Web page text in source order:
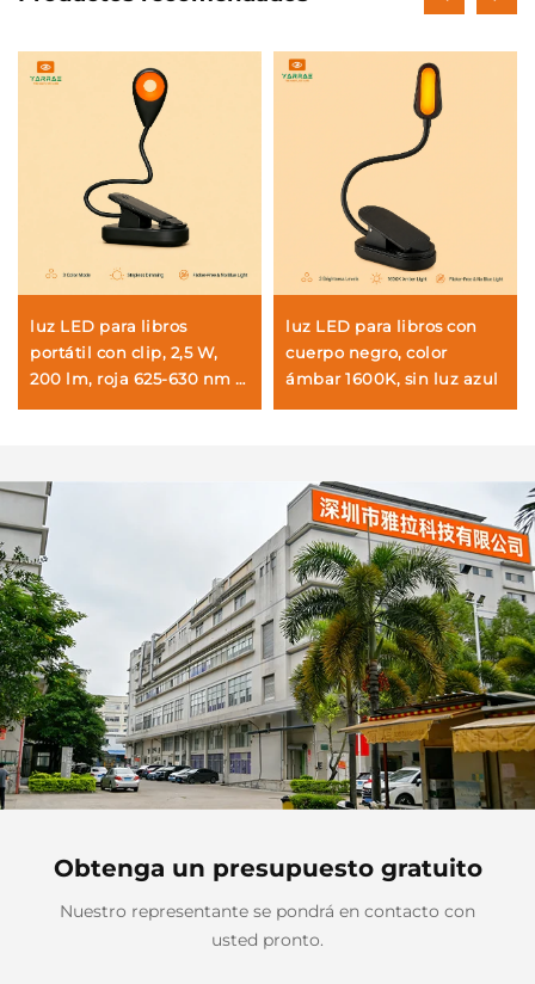
luz LED para libros
portátil con clip, 2,5 W,
200 lm, roja 625-630 nm y
color ámbar 1600K,
luz LED para libros con
cuerpo negro, color
ámbar 1600K, sin luz azul
Obtenga un presupuesto gratuito
Nuestro representante se pondrá en contacto con
usted pronto.